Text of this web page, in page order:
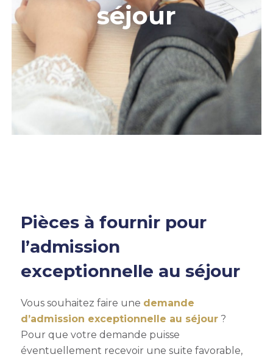
séjour
Pièces à fournir pour
l’admission
exceptionnelle au séjour
Vous souhaitez faire une demande
d’admission exceptionnelle au séjour?
Pour que votre demande puisse
éventuellement recevoir une suite favorable,